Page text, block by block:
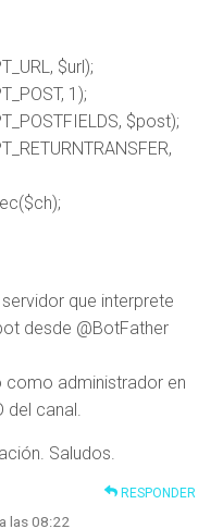
$url);
1);
$post);
que interprete
desde @BotFather
administrador en
del canal.
Saludos.
RESPONDER
las 08:22